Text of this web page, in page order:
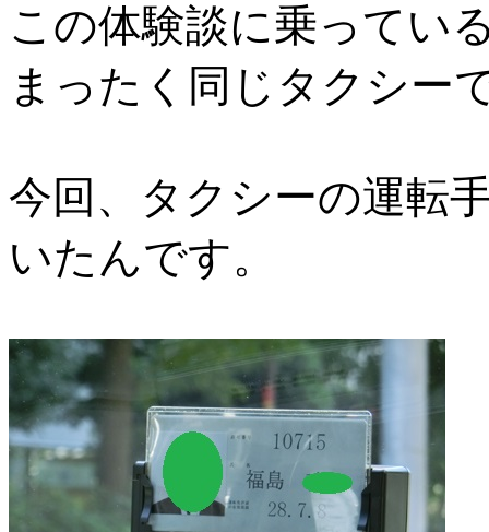
この体験談に乗ってい
まったく同じタクシー
今回、タクシーの運転
いたんです。